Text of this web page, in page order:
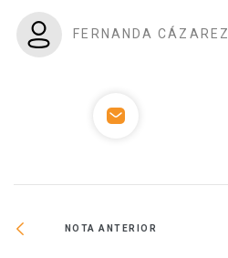
FERNANDA CÁZAREZ
NOTA ANTERIOR